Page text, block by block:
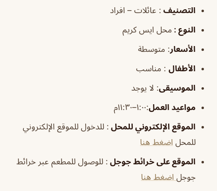
التصنيف : عائلات – افراد
النوع : محل ايس كريم
الأسعار: متوسطة
الأطفال : مناسب
الموسيقى: لا يوجد
مواعيد العمل:١:٠٠–١١:٣٠م
الموقع الإلكتروني للمحل : للدخول للموقع الإلكتروني
للمحل اضغط هنا
الموقع على خرائط جوجل : للوصول للمطعم عبر خرائط
جوجل اضغط هنا